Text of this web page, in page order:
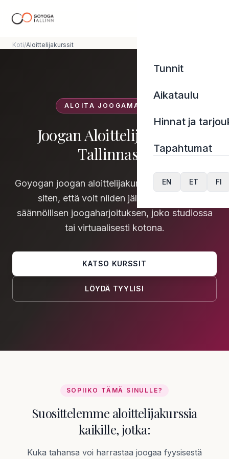
Tunnit
Aikataulu
Hinnat ja
Tapahtumat
EN ET FI
Koti/Aloittelijakurssit
ALOITA JOOGAMATKASI
Joogan Aloittelijakurssit
Tallinnassa
Goyogan joogan aloittelijakurssit on suunniteltu
siten, että voit niiden jälkeen aloittaa
säännöllisen joogaharjoituksen, joko studiossa
tai virtuaalisesti kotona.
KATSO KURSSIT
LÖYDÄ TYYLISI
SOPIIKO TÄMÄ SINULLE?
Suosittelemme aloittelijakurssia
kaikille, jotka:
Kuka tahansa voi harrastaa joogaa fyysisestä